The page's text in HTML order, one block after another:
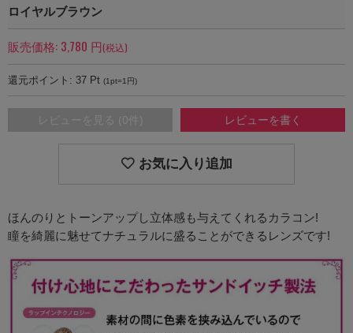
ロイヤルブラウン
販売価格: 3,780 円(税込)
還元ポイント: 37 Pt (1pt=1円)
レビューを見る (0件) レビューを書く
お気に入り追加
ほんのりとトーンアップし立体感も与えてくれるカラコン!
瞳を綺麗に魅せてナチュラルに盛ることができるレンズです!